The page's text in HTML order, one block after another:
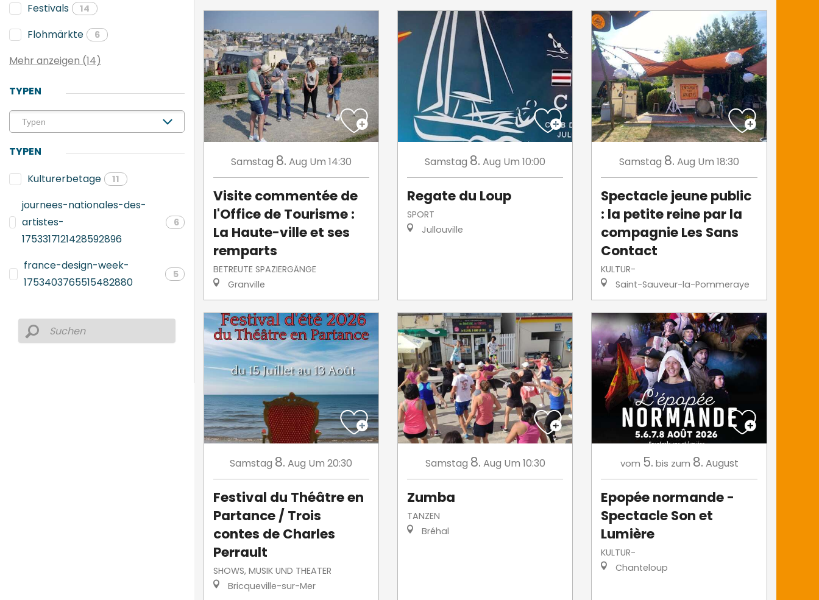
Festivals 14
Flohmärkte 6
Mehr anzeigen (14)
TYPEN
TYPEN
Kulturerbetage
11
journees-nationales-des-
artistes-
1753317121428592896
6
france-design-week-
1753403765515482880
5
Samstag 8. Aug Um 14:30
Visite commentée de
l'Office de Tourisme :
La Haute-ville et ses
remparts
BETREUTE SPAZIERGÄNGE
Granville
Samstag 8. Aug Um 10:00
Regate du Loup
SPORT
Jullouville
Samstag 8. Aug Um 18:30
Spectacle jeune public
: la petite reine par la
compagnie Les Sans
Contact
KULTUR-
Saint-Sauveur-la-Pommeraye
Samstag 8. Aug Um 20:30
Festival du Théâtre en
Partance / Trois
contes de Charles
Perrault
SHOWS, MUSIK UND THEATER
Bricqueville-sur-Mer
Samstag 8. Aug Um 10:30
Zumba
TANZEN
Bréhal
vom 5. bis zum 8. August
Epopée normande -
Spectacle Son et
Lumière
KULTUR-
Chanteloup